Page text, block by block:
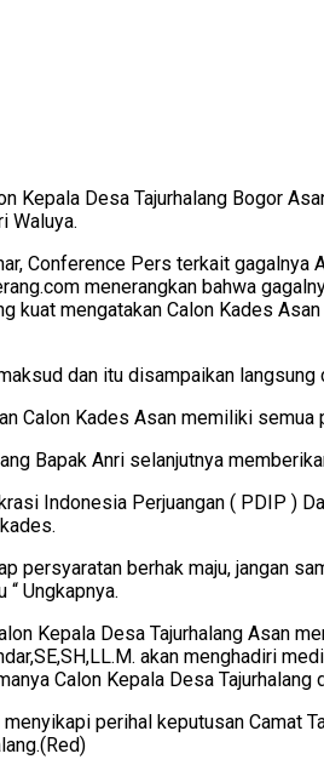
Kepala Desa Tajurhalang Bogor
Waluya.
Conference Pers terkait
menerangkan bahwa
kuat mengatakan Calon Kades
dan itu disampaikan
Calon Kades Asan memiliki
Bapak Anri selanjutnya
Indonesia Perjuangan ( PDIP )
persyaratan berhak maju, jangan
Ungkapnya.
Kepala Desa Tajurhalang Asan
akan menghadiri
Calon Kepala Desa Tajurhalang
perihal keputusan